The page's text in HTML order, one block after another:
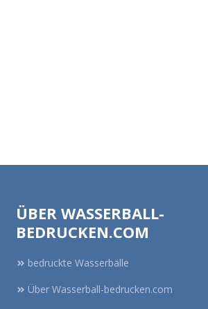
ÜBER WASSERBALL-
BEDRUCKEN.COM
bedruckte Wasserbälle
Über Wasserball-bedrucken.com